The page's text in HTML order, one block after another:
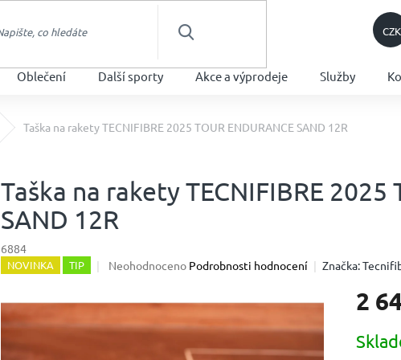
CZK
HLEDAT
Oblečení Další sporty Akce a výprodeje Služby
Taška na rakety TECNIFIBRE 2025 TOUR ENDURANCE SAND 12R
Taška na rakety TECNIFIBRE 2025
SAND 12R
6884
NOVINKA TIP
Průměrné
0,0
Neohodnoceno Podrobnosti hodnocení Značka:
2
cena: